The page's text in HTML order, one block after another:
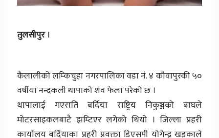
तुलसीपुर।
कैलालीको लम्किचुहा नगरपालिका वडा नं. ४ कौवापुरकी ५०
वर्षीया नन्दकली थापाको शव फेला परेको छ ।
थापालाई गएराति बर्दिया राष्ट्रिय निकुञ्जको बाघले
मोटरसाइकलबाटै झम्टिएर लगेको थियो । जिल्ला प्रहरी
कार्यालय बर्दियाका प्रहरी प्रवक्ता डिएसपी योगेन्द्र खड्काले